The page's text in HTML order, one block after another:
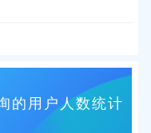
的用户人数统计